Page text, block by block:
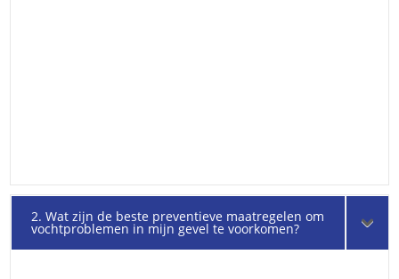
2. Wat zijn de beste preventieve maatregelen om
vochtproblemen in mijn gevel te voorkomen?